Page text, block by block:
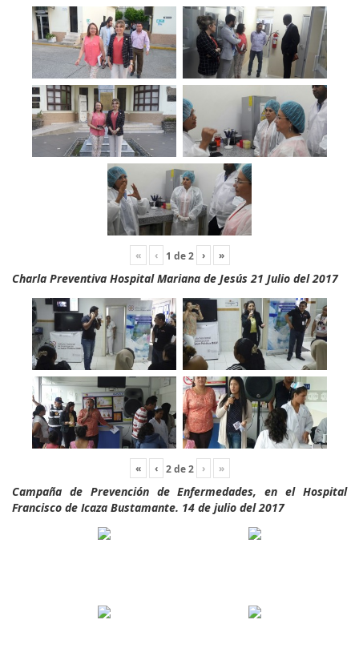
« ‹ 1 de2 › »
Charla Preventiva Hospital Mariana de Jesús 21 Julio del 2017
« ‹ 2de2 › »
Campaña de Prevención de Enfermedades, en el Hospital
Francisco de Icaza Bustamante. 14 de julio del 2017